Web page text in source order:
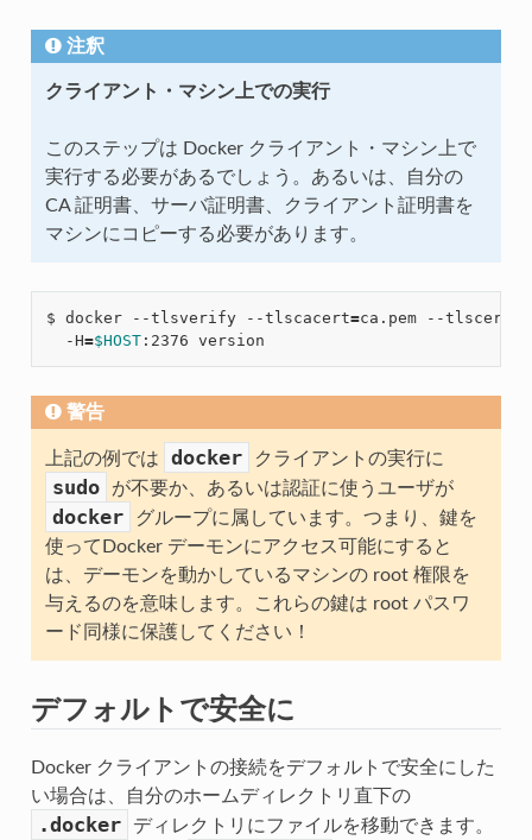
注釈
クライアント・マシン上での実行
このステップは Docker クライアント・マシン上で
実行する必要があるでしょう。あるいは、自分の
CA 証明書、サーバ証明書、クライアント証明書を
マシンにコピーする必要があります。
$ docker --tlsverify --tlscacert=ca.pem --tlscert
  -H
=$HOST
警告
上記の例では docker クライアントの実行に
sudo が不要か、あるいは認証に使うユーザが
docker
グループに属しています。つまり、鍵を
使ってDocker デーモンにアクセス可能にすると
は、デーモンを動かしているマシンの root 権限を
与えるのを意味します。これらの鍵は root パスワ
ード同様に保護してください！
デフォルトで安全に
Docker クライアントの接続をデフォルトで安全にした
い場合は、自分のホームディレクトリ直下の
.docker
ディレクトリにファイルを移動できます。